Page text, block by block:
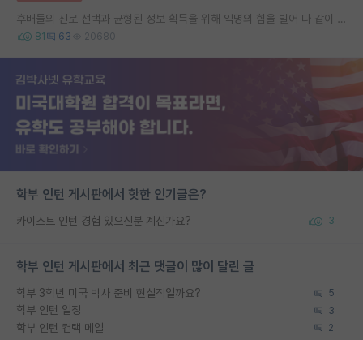
후배들의 진로 선택과 균형된 정보 획득을 위해 익명의 힘을 빌어 다 같이 연봉 공개 타임 한번 갖는 것 어때요?
81 63 20680
학부 인턴 게시판에서 핫한 인기글은?
카이스트 인턴 경험 있으신분 계신가요? 3
학부 인턴 게시판에서 최근 댓글이 많이 달린 글
학부 3학년 미국 박사 준비 현실적일까요? 5
학부 인턴 일정 3
학부 인턴 컨택 메일 2